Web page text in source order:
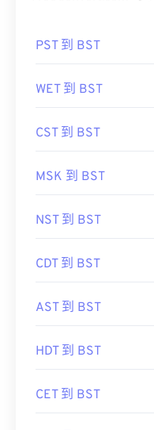
PST 到 BST
WET 到 BST
CST 到 BST
MSK 到 BST
NST 到 BST
CDT 到 BST
AST 到 BST
HDT 到 BST
CET 到 BST